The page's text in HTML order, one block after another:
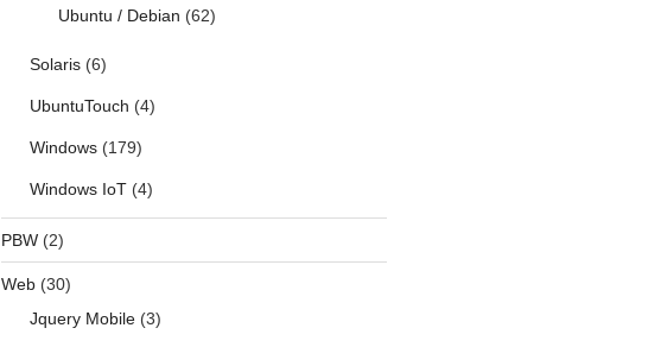
Ubuntu / Debian (62)
Solaris(6)
UbuntuTouch (4)
Windows(179)
Windows IoT(4)
PBW(2)
Web(30)
Jquery Mobile(3)